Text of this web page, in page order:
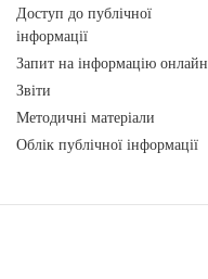
Доступ до публічної
інформації
Запит на інформацію онлайн
Звіти
Методичні матеріали
Облік публічної інформації